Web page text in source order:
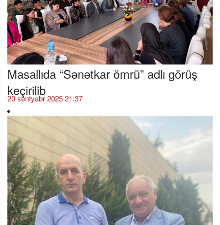
Masallıda “Sənətkar ömrü” adlı görüş
keçirilib
20 sentyabr 2025 21:37